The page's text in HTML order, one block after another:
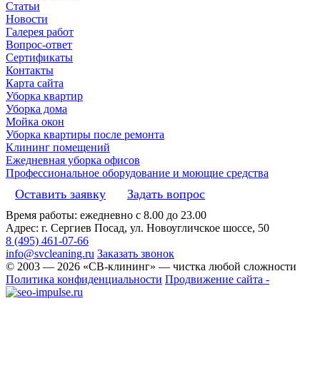
Статьи
Новости
Галерея работ
Вопрос-ответ
Сертификаты
Контакты
Карта сайта
Уборка квартир
Уборка дома
Мойка окон
Уборка квартиры после ремонта
Клининг помещений
Ежедневная уборка офисов
Профессиональное оборудование и моющие средства
Оставить заявку Задать вопрос
Время работы: ежедневно с 8.00 до 23.00
Адрес: г. Сергиев Посад, ул. Новоугличское шоссе, 50
8 (495) 461-07-66
info@svcleaning.ru Заказать звонок
© 2003 — 2026 «СВ-клининг» — чистка любой сложности
Политика конфиденциальности Продвижение сайта -